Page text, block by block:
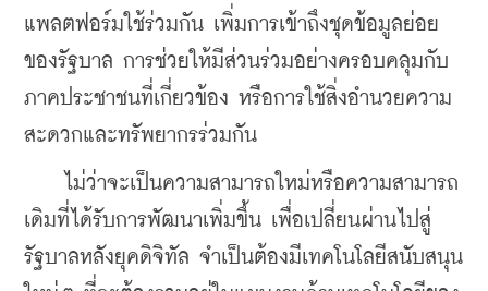
แพลตฟอร์มใช้ร่วมกัน เพิ่มการเข้าถึงชุดข้อมูลย่อย
ของรัฐบาล การช่วยให้มีส่วนร่วมอย่างครอบคลุมกับ
ภาคประชาชนที่เกี่ยวข้อง หรือการใช้สิ่งอำนวยความ
สะดวกและทรัพยากรร่วมกัน
ไม่ว่าจะเป็นความสามารถใหม่หรือความสามารถ
เดิมที่ได้รับการพัฒนาเพิ่มขึ้น เพื่อเปลี่ยนผ่านไปสู่
รัฐบาลหลังยุคดิจิทัล จำเป็นต้องมีเทคโนโลยีสนับสนุน